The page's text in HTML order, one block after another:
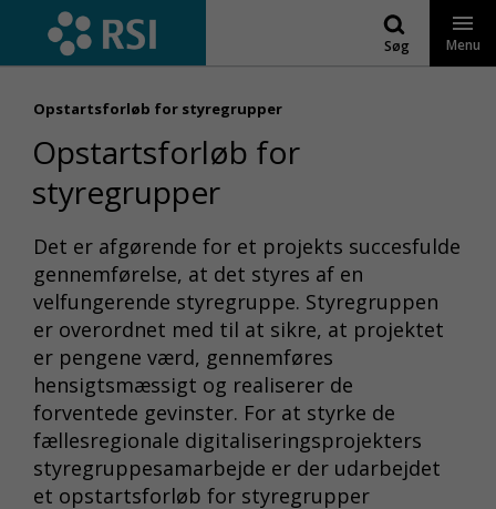
indhold
Søg Menu
Opstartsforløb for styregrupper
Opstartsforløb for
styregrupper
Det er afgørende for et projekts succesfulde
gennemførelse, at det styres af en
velfungerende styregruppe. Styregruppen
er overordnet med til at sikre, at projektet
er pengene værd, gennemføres
hensigtsmæssigt og realiserer de
forventede gevinster. For at styrke de
fællesregionale digitaliseringsprojekters
styregruppesamarbejde er der udarbejdet
et opstartsforløb for styregrupper